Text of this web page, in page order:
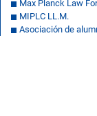
Max Planck Law
MIPLC LL.M.
Asociación de